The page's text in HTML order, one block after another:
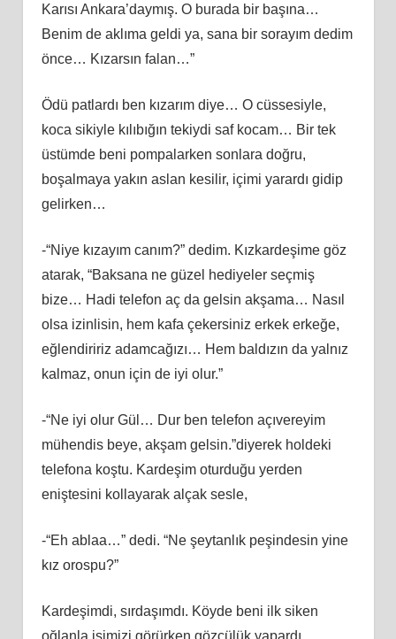
Karısı Ankara’daymış. O burada bir başına…
Benim de aklıma geldi ya, sana bir sorayım dedim
önce… Kızarsın falan…”
Ödü patlardı ben kızarım diye… O cüssesiyle,
koca sikiyle kılıbığın tekiydi saf kocam… Bir tek
üstümde beni pompalarken sonlara doğru,
boşalmaya yakın aslan kesilir, içimi yarardı gidip
gelirken…
-“Niye kızayım canım?” dedim. Kızkardeşime göz
atarak, “Baksana ne güzel hediyeler seçmiş
bize… Hadi telefon aç da gelsin akşama… Nasıl
olsa izinlisin, hem kafa çekersiniz erkek erkeğe,
eğlendiririz adamcağızı… Hem baldızın da yalnız
kalmaz, onun için de iyi olur.”
-“Ne iyi olur Gül… Dur ben telefon açıvereyim
mühendis beye, akşam gelsin.”diyerek holdeki
telefona koştu. Kardeşim oturduğu yerden
eniştesini kollayarak alçak sesle,
-“Eh ablaa…” dedi. “Ne şeytanlık peşindesin yine
kız orospu?”
Kardeşimdi, sırdaşımdı. Köyde beni ilk siken
oğlanla işimizi görürken gözcülük yapardı